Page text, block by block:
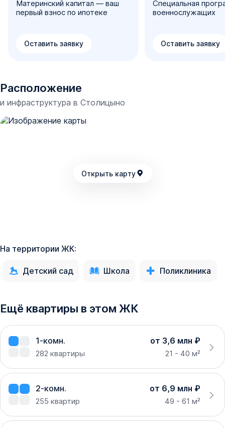
Материнский капитал — ваш
первый взнос по ипотеке
Оставить заявку
Специальная
военнослужащих
Оставить заявку
Расположение
и инфраструктура в Столицыно
Открыть карту
На территории ЖК:
Детский сад Школа Поликлиника
Ещё квартиры в этом ЖК
1-комн. от 3,6 млн ₽
282 квартиры 21 - 40 м²
2-комн. от 6,9 млн ₽
255 квартир 49 - 61 м²